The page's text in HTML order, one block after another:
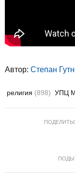
Автор: Степан
религия (898) УПЦ